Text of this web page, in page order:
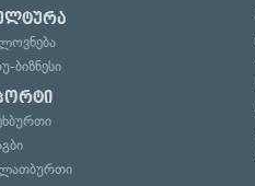
ბიზნესი